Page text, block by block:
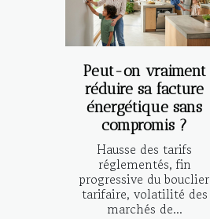
Peut-on vraiment
réduire sa facture
énergétique sans
compromis ?
Hausse des tarifs
réglementés, fin
progressive du bouclier
tarifaire, volatilité des
marchés de...